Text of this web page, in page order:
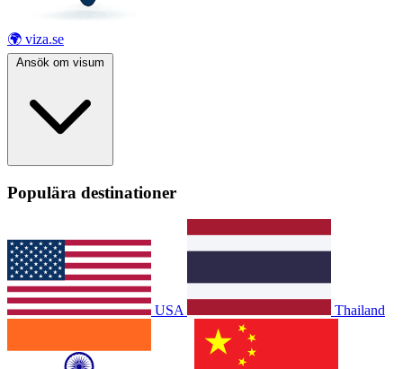
🌍 viza.se
Ansök om visum
Populära destinationer
USA Thailand